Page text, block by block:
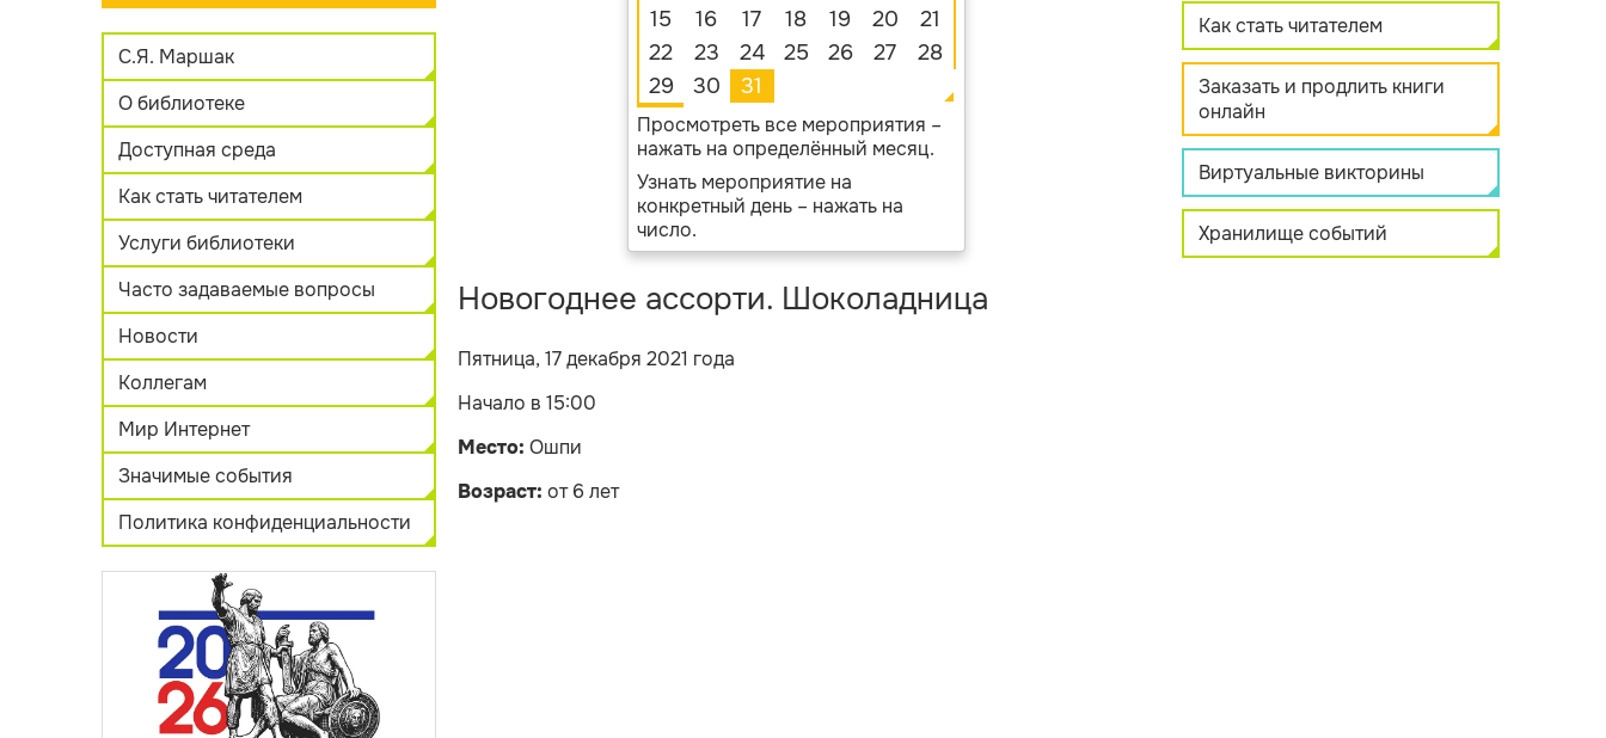
С.Я. Маршак
О библиотеке
Доступная среда
Как стать читателем
Услуги библиотеки
Часто задаваемые вопросы
Новости
Коллегам
Мир Интернет
Значимые события
Политика конфиденциальности
15
16 17 18 19 20
21
22
23 24 25 26 27
28
29
30 31
Просмотреть все мероприятия –
нажать на определённый месяц.
Узнать мероприятие на
конкретный день – нажать на
число.
Новогоднее ассорти. Шоколадница
Пятница, 17 декабря 2021 года
Начало в 15:00
Место: Ошпи
Возраст: от 6 лет
Как стать читателем
Заказать и продлить книги
онлайн
Виртуальные викторины
Хранилище событий